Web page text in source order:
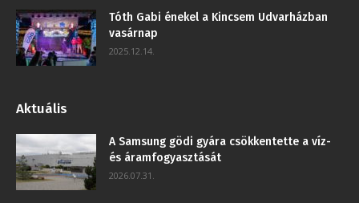
Tóth Gabi énekel a Kincsem Udvarházban
vasárnap
2025.12.14.
Aktuális
A Samsung gödi gyára csökkentette a víz-
és áramfogyasztását
2026.07.31.